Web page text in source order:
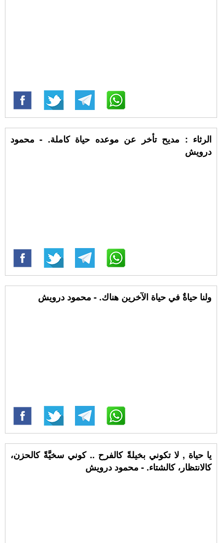
الرثاء : مديح تأخر عن موعده حياة كاملة. - محمود
درويش
ولنا حياةٌ في حياة الآخرين هناك. - محمود درويش
ﻳﺎ ﺣﻴﺎﺓ , ﻻ‌ ﺗﻜﻮﻧﻲ ﺑﺨﻴﻠﺔً ﻛﺎﻟﻔﺮﺡ .. كوني ﺳﺨﻴَّﺔً ﻛﺎﻟﺤﺰﻥ،
ﻛﺎﻻ‌ﻧﺘﻈﺎﺭ، ﻛﺎﻟﺸﺘﺎﺀ. - محمود درويش